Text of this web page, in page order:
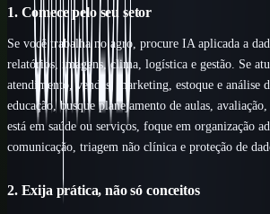
1. Comece pelo seu setor
Se você trabalha no agro, procure IA aplicada a
relatórios, imagens, clima, logística e gestão. Se
atendimento, vendas, marketing, estoque e análise
educação, busque planejamento de aulas,
está em saúde ou serviços, foque em organização
comunicação, triagem não clínica e proteção de
2. Exija prática, não só conceitos